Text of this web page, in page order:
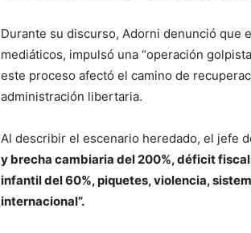
Durante su discurso, Adorni denunció que
mediáticos, impulsó una “operación
este proceso afectó el camino de
administración libertaria.
Al describir el escenario heredado, el jefe
y brecha cambiaria del 200%, déficit
infantil del 60%, piquetes, violencia,
internacional”.